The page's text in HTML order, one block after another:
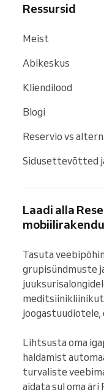
Ressursid
Meist
Abikeskus
Kliendilood
Blogi
Reservio vs
Sidusettevõtted
Laadi alla
Tasuta
grupisündmuste
Lihtsusta oma
haldamist
turvaliste
aidata sul oma äri